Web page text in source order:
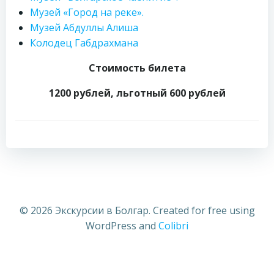
Музей «Город на реке».
Музей Абдуллы Алиша
Колодец Габдрахмана
Стоимость билета
1200 рублей, льготный 600 рублей
Навигация
записям
Навигация
записям
© 2026 Экскурсии в Болгар. Created for free using
WordPress and Colibri